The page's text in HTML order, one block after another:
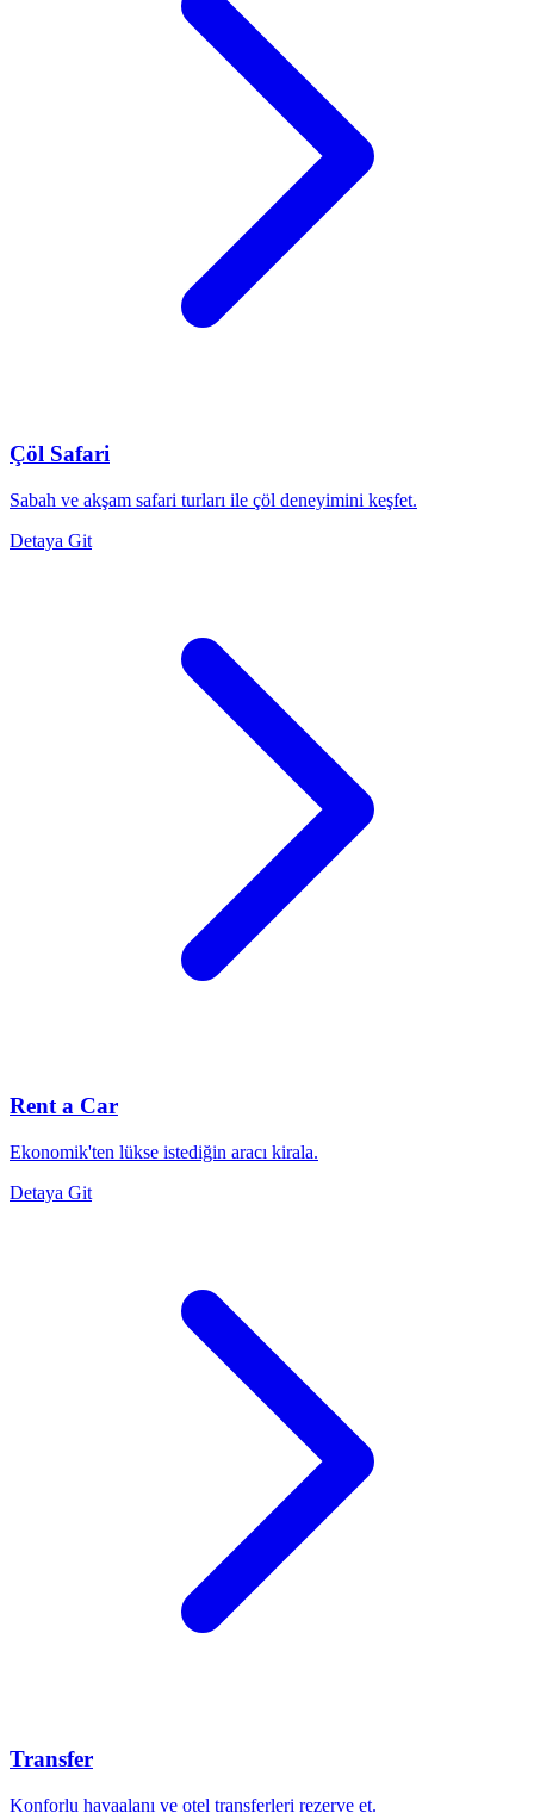
Çöl Safari
Sabah ve akşam safari turları ile çöl deneyimini keşfet.
Detaya Git
Rent a Car
Ekonomik'ten lükse istediğin aracı kirala.
Detaya Git
Transfer
Konforlu havaalanı ve otel transferleri rezerve et.